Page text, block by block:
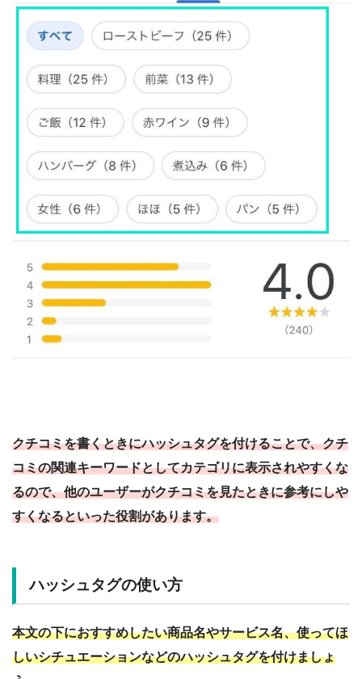
クチコミを書くときにハッシュタグを付けることで、クチ
コミの関連キーワードとしてカテゴリに表示されやすくな
るので、他のユーザーがクチコミを見たときに参考にしや
すくなるといった役割があります。
ハッシュタグの使い方
本文の下におすすめしたい商品名やサービス名、使ってほ
しいシチュエーションなどのハッシュタグを付けましょ